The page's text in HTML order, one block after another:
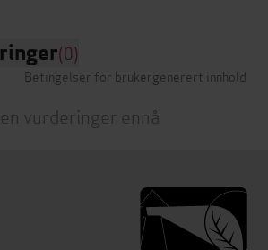
(0)
Betingelser for brukergenerert innhold
vurderinger ennå